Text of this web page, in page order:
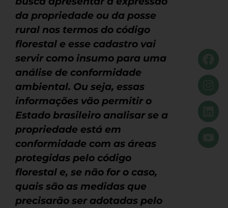
da propriedade ou da posse
rural nos termos do código
florestal e esse cadastro vai
servir como insumo para uma
análise de conformidade
ambiental. Ou seja, essas
informações vão permitir o
Estado brasileiro analisar se a
propriedade está em
conformidade com as áreas
protegidas pelo código
florestal e, se não for o caso,
quais são as medidas que
precisarão ser adotadas pelo